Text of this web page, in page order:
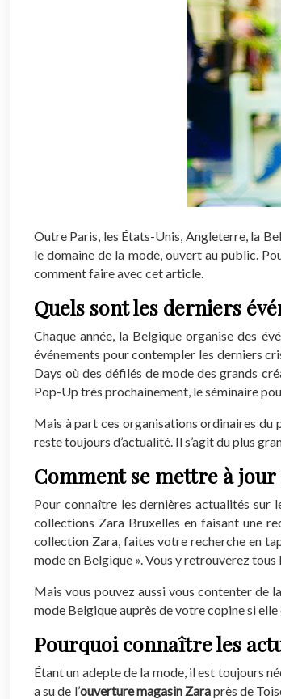
Outre Paris, les États-Unis, Angleterre, la
le domaine de la mode, ouvert au public.
comment faire avec cet article.
Quels sont les derniers
Chaque année, la Belgique organise des
événements pour contempler les derniers
Days où des défilés de mode des grands
Pop-Up très prochainement, le séminaire
Mais à part ces organisations ordinaires du
reste toujours d’actualité. Il s’agit du plus
Comment se mettre à jour
Pour connaître les dernières actualités sur
collections Zara Bruxelles en faisant une
collection Zara, faites votre recherche en
mode en Belgique ». Vous y retrouverez tous
Mais vous pouvez aussi vous contenter de
mode Belgique auprès de votre copine si elle
Pourquoi connaître les
Étant un adepte de la mode, il est toujours
a su de l’ouverture magasin Zaraprès de